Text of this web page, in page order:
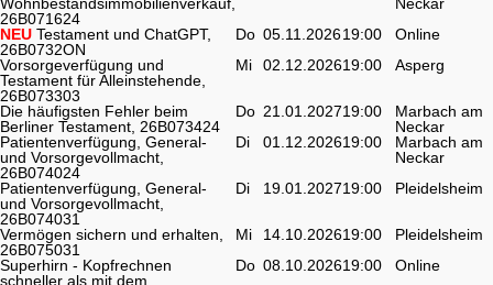
26B071624
NEU Testament und ChatGPT,
26B0732ON
Do 05.11.202619:00
Online
Vorsorgeverfügung und
Testament für Alleinstehende,
26B073303
Mi 02.12.202619:00 Asperg
Die häufigsten Fehler beim
Berliner Testament, 26B073424
Do 21.01.202719:00
Marbach am
Neckar
Patientenverfügung, General-
und Vorsorgevollmacht,
26B074024
Di 01.12.202619:00
Marbach am
Neckar
Patientenverfügung, General-
und Vorsorgevollmacht,
26B074031
Di 19.01.202719:00 Pleidelsheim
Vermögen sichern und erhalten,
26B075031
Mi 14.10.202619:00
Pleidelsheim
Superhirn - Kopfrechnen
schneller als mit dem
Do 08.10.202619:00 Online